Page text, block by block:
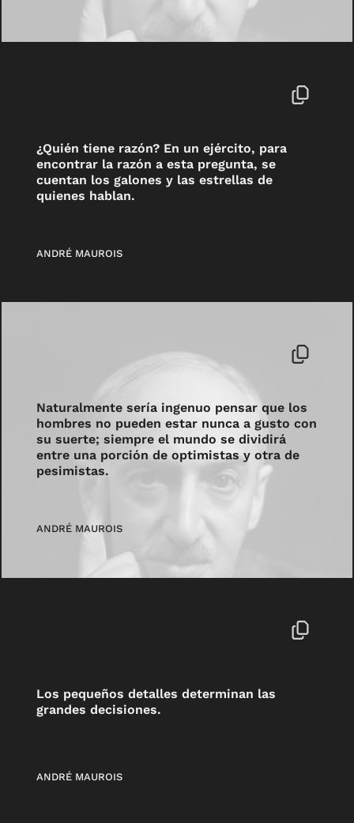
¿Quién tiene razón? En un ejército, para
encontrar la razón a esta pregunta, se
cuentan los galones y las estrellas de
quienes hablan.
ANDRÉ MAUROIS
Naturalmente sería ingenuo pensar que los
hombres no pueden estar nunca a gusto con
su suerte; siempre el mundo se dividirá
entre una porción de optimistas y otra de
pesimistas.
ANDRÉ MAUROIS
Los pequeños detalles determinan las
grandes decisiones.
ANDRÉ MAUROIS